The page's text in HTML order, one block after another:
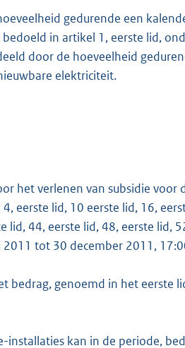
gedurende een
in artikel 1, eerste lid,
door de hoeveelheid
elektriciteit.
het verlenen van subsidie
eerste lid, 10 eerste lid, 16,
lid, 44, eerste lid, 48, eerste lid,
2011 tot 30 december 2011,
bedrag, genoemd in het eerste
installaties kan in de periode,